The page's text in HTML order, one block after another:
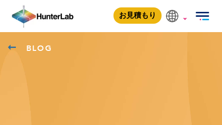
お見積もり
BLOG